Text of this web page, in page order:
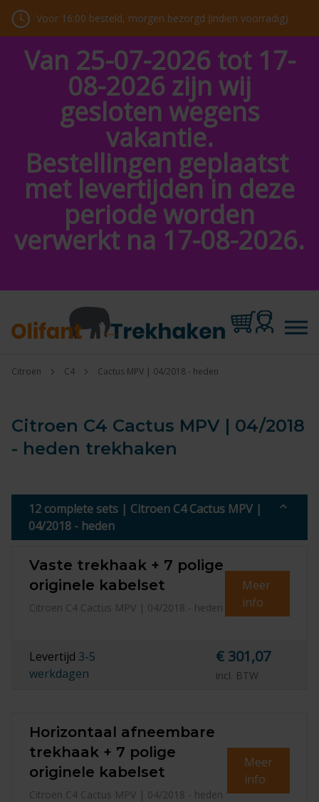
Voor 16:00 besteld, morgen bezorgd (indien voorradig)
Van 25-07-2026 tot 17-
08-2026 zijn wij
gesloten wegens
vakantie.
Bestellingen geplaatst
met levertijden in deze
periode worden
verwerkt na 17-08-2026.
Citroen C4 Cactus MPV | 04/2018 - heden
Citroen C4 Cactus MPV | 04/2018
- heden trekhaken
12 complete sets | Citroen C4 Cactus MPV |
04/2018 - heden
Vaste trekhaak + 7 polige
originele kabelset
Citroen C4 Cactus MPV | 04/2018 - heden
Meer
info
Levertijd 3-5
werkdagen
€ 301,07
incl. BTW
Horizontaal afneembare
trekhaak + 7 polige
originele kabelset
Citroen C4 Cactus MPV | 04/2018 - heden
Meer
info